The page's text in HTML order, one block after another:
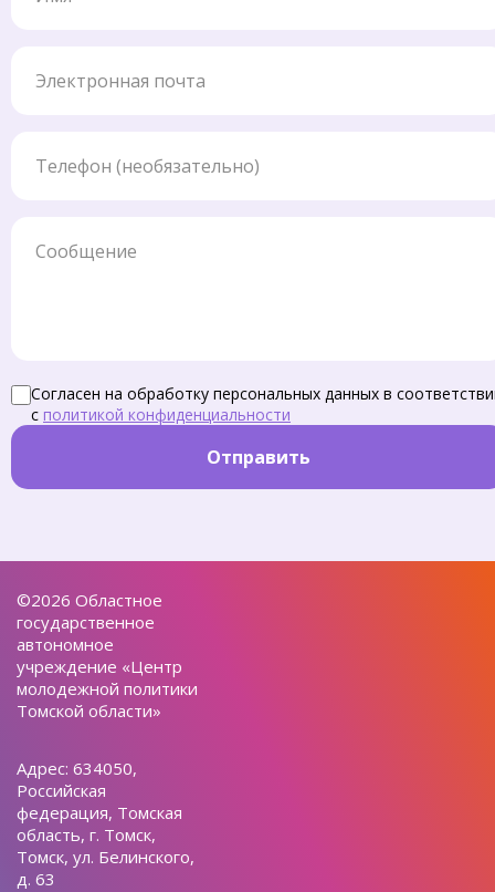
Согласен на обработку персональных данных в
с политикой конфиденциальности
Отправить
©2026 Областное
государственное
автономное
учреждение «Центр
молодежной политики
Томской области»
Адрес: 634050,
Российская
федерация, Томская
область, г. Томск,
Томск, ул. Белинского,
д. 63